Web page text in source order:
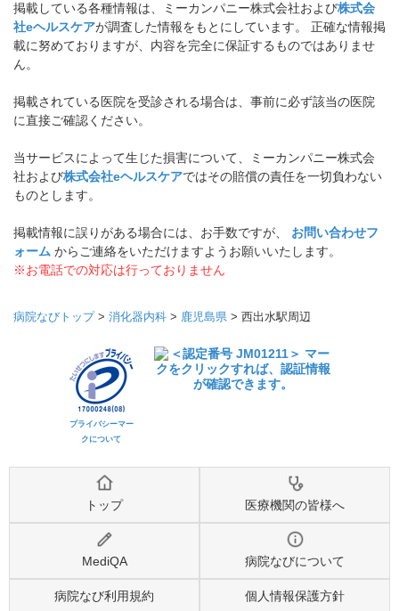
掲載している各種情報は、ミーカンパニー株式会社および株式会
社eヘルスケアが調査した情報をもとにしています。 正確な情報掲
載に努めておりますが、内容を完全に保証するものではありませ
ん。
掲載されている医院を受診される場合は、事前に必ず該当の医院
に直接ご確認ください。
当サービスによって生じた損害について、ミーカンパニー株式会
社および株式会社eヘルスケアではその賠償の責任を一切負わない
ものとします。
掲載情報に誤りがある場合には、お手数ですが、 お問い合わせフ
ォーム からご連絡をいただけますようお願いいたします。
※お電話での対応は行っておりません
病院なびトップ> 消化器内科 > 鹿児島県 > 西出水駅周辺
プライバシーマー
クについて
トップ 医療機関の皆様へ
MediQA 病院なびについて
病院なび利用規約 個人情報保護方針